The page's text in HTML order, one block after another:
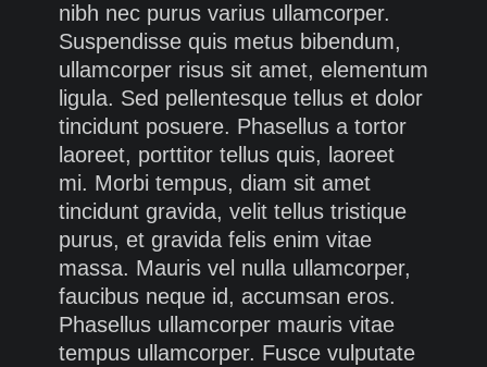
nibh nec purus varius ullamcorper.
Suspendisse quis metus bibendum,
ullamcorper risus sit amet, elementum
ligula. Sed pellentesque tellus et dolor
tincidunt posuere. Phasellus a tortor
laoreet, porttitor tellus quis, laoreet
mi. Morbi tempus, diam sit amet
tincidunt gravida, velit tellus tristique
purus, et gravida felis enim vitae
massa. Mauris vel nulla ullamcorper,
faucibus neque id, accumsan eros.
Phasellus ullamcorper mauris vitae
tempus ullamcorper. Fusce vulputate